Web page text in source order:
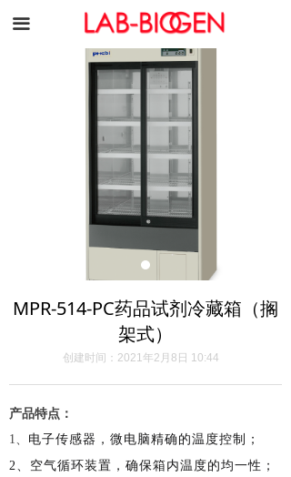
끀
MPR-514-PC药品试剂冷藏箱（搁
架式）
创建时间： 2021年2月8日 10:44
产品特点：
1、 电子传感器，微电脑精确的温度控制；
2、空气循环装置，确保箱内温度的均一性；